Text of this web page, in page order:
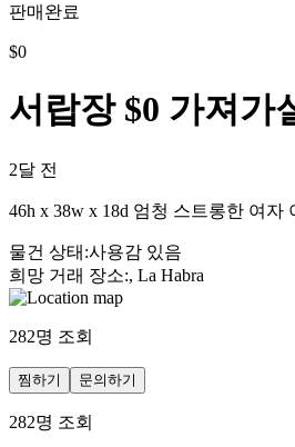
판매완료
$0
서랍장 $0 가져가
2달 전
46h x 38w x 18d 엄청 스트롱한 여자
물건 상태 :사용감 있음
희망 거래 장소:, La Habra
282명 조회
찜하기 문의하기
282명 조회